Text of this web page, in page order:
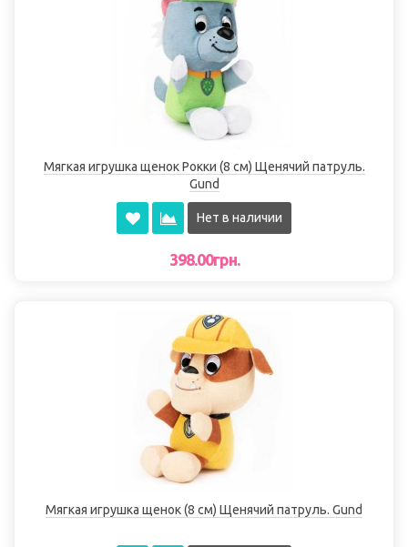
Мягкая игрушка щенок Рокки (8 см) Щенячий патруль.
Gund
Нет в наличии
398.00грн.
Мягкая игрушка щенок (8 см) Щенячий патруль. Gund